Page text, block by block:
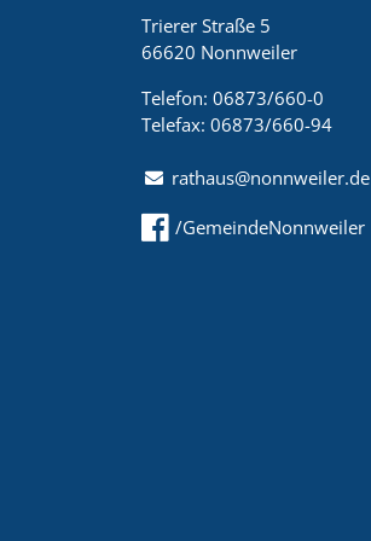
Trierer Straße 5
66620 Nonnweiler
Telefon: 06873/660-0
Telefax: 06873/660-94
rathaus@nonnweiler.de
/GemeindeNonnweiler